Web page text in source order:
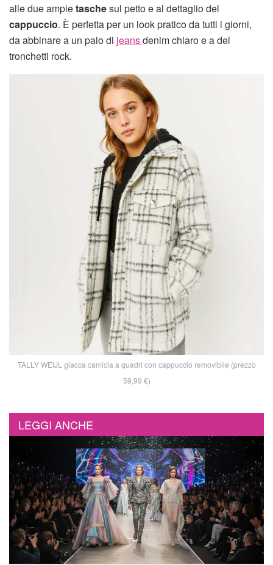
alle due ampietaschesul petto e al dettaglio del
cappuccio. È perfetta per un look pratico da tutti i giorni,
da abbinare a un paio di jeansdenim chiaro e a dei
tronchetti rock.
TALLY WEIJL giacca camicia a quadri con cappuccio removibile (prezzo
59,99 €)
LEGGI ANCHE